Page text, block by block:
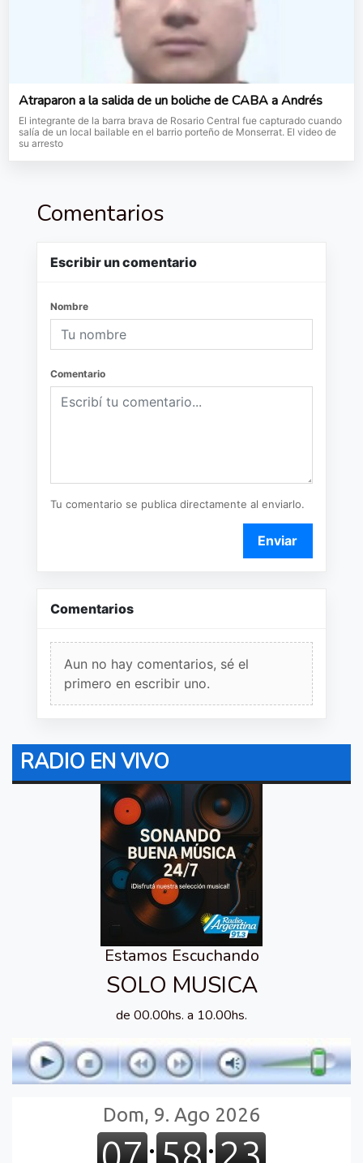
Atraparon a la salida de un boliche de CABA a Andrés
El integrante de la barra brava de Rosario Central fue capturado cuando
salía de un local bailable en el barrio porteño de Monserrat. El video de
su arresto
Comentarios
Escribir un comentario
Nombre
Comentario
Tu comentario se publica directamente al enviarlo.
Enviar
Comentarios
Aun no hay comentarios, sé el
primero en escribir uno.
RADIO EN VIVO
Estamos Escuchando
SOLO MUSICA
de 00.00hs. a 10.00hs.